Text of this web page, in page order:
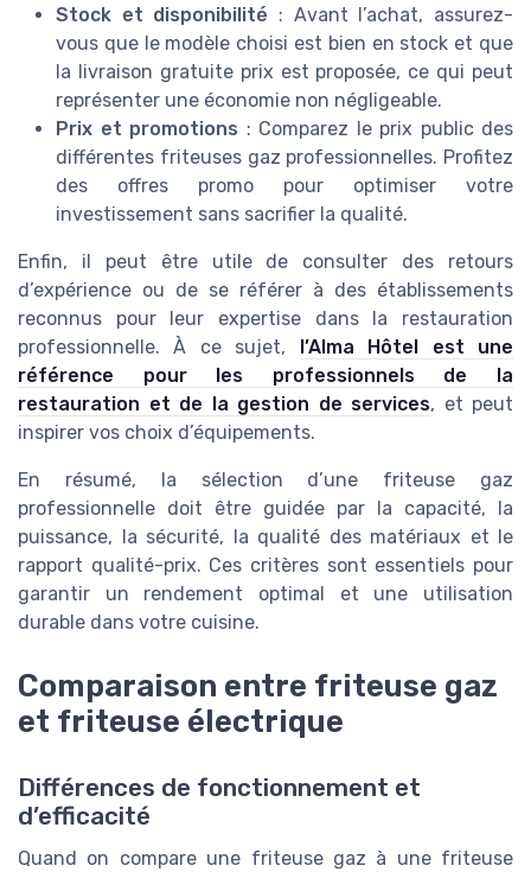
Stock et disponibilité : Avant l’achat, assurez-
vous que le modèle choisi est bien en stock et que
la livraison gratuite prix est proposée, ce qui peut
représenter une économie non négligeable.
Prix et promotions : Comparez le prix public des
différentes friteuses gaz professionnelles. Profitez
des offres promo pour optimiser votre
investissement sans sacrifier la qualité.
Enfin, il peut être utile de consulter des retours
d’expérience ou de se référer à des établissements
reconnus pour leur expertise dans la restauration
professionnelle. À ce sujet, l’Alma Hôtel est une
référence pour les professionnels de la
restauration et de la gestion de services, et peut
inspirer vos choix d’équipements.
En résumé, la sélection d’une friteuse gaz
professionnelle doit être guidée par la capacité, la
puissance, la sécurité, la qualité des matériaux et le
rapport qualité-prix. Ces critères sont essentiels pour
garantir un rendement optimal et une utilisation
durable dans votre cuisine.
Comparaison entre friteuse gaz
et friteuse électrique
Différences de fonctionnement et
d’efficacité
Quand on compare une friteuse gaz à une friteuse